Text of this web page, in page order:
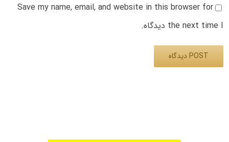
Save my name, email, and website in this browser for
the next time I دیدگاه.